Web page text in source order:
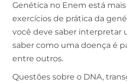
Genética no Enem está
exercícios de prática da
você deve saber interpretar
saber como uma doença é
entre outros.
Questões sobre o DNA,